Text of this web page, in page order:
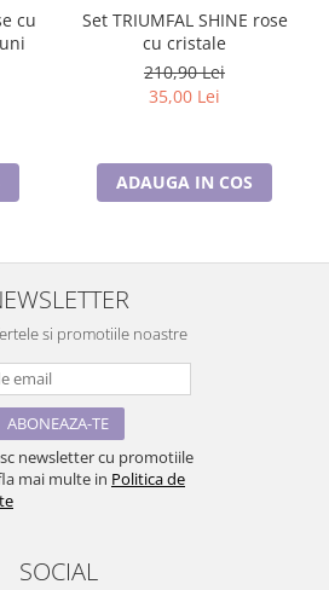
cu
Set TRIUMFAL SHINE rose
cu cristale
210,90 Lei
35,00 Lei
ADAUGA IN COS
si promotiile noastre
newsletter cu promotiile
mai multe in Politica de
SOCIAL